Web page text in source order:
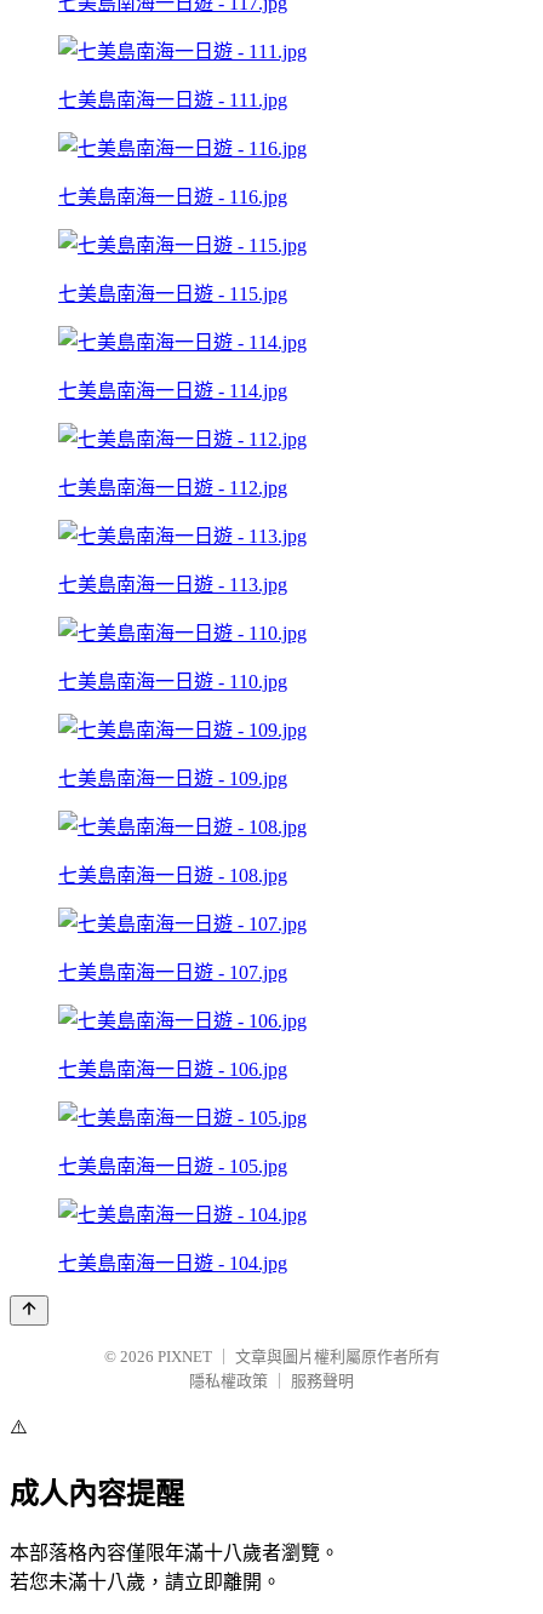
七美島南海一日遊 - 111.jpg
七美島南海一日遊 - 116.jpg
七美島南海一日遊 - 115.jpg
七美島南海一日遊 - 114.jpg
七美島南海一日遊 - 112.jpg
七美島南海一日遊 - 113.jpg
七美島南海一日遊 - 110.jpg
七美島南海一日遊 - 109.jpg
七美島南海一日遊 - 108.jpg
七美島南海一日遊 - 107.jpg
七美島南海一日遊 - 106.jpg
七美島南海一日遊 - 105.jpg
七美島南海一日遊 - 104.jpg
© 2026 PIXNET
文章與圖片權利屬原作者所有
隱私權政策
服務聲明
⚠️
成人內容提醒
本部落格內容僅限年滿十八歲者瀏覽。
若您未滿十八歲，請立即離開。